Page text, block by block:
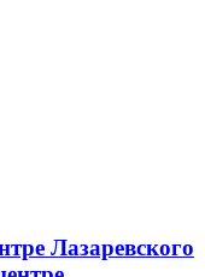
Лазаревского